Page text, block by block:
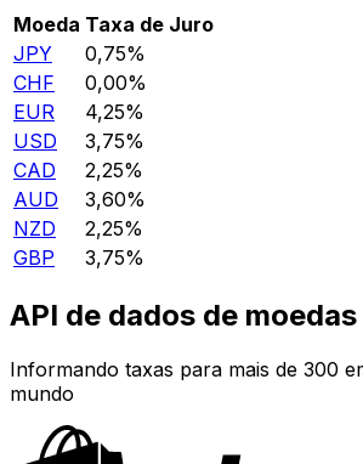
Moeda Taxa de Juro
JPY
0,75%
CHF
0,00%
EUR
4,25%
USD
3,75%
CAD
2,25%
AUD
3,60%
NZD
2,25%
GBP
3,75%
API de dados de moedas
Informando taxas para mais de 300
mundo